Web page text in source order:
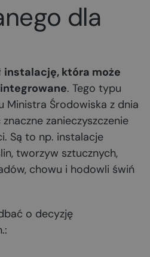
dla
instalację, która może
. Tego typu
Ministra Środowiska z dnia
zanieczyszczenie
Są to np. instalacje
tworzyw sztucznych,
chowu i hodowli świń
o decyzję